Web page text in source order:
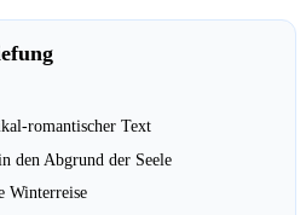
romantischer Text
den Abgrund der Seele
Winterreise